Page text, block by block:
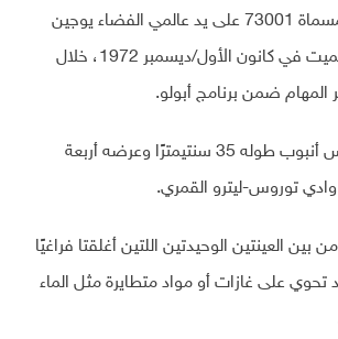
جُمعت هذه العينة المسماة 73001 على يد عالمي الفضاء يوجين
سيرنان وهاريسون شميت في كانون الأول/ديسمبر 1972، خلال
وأُخذت العينة عبر غرس أنبوب طوله 35 سنتيمترًا وعرضه أربعة
توروس-ليترو القمري.
العينتين الوحيدتين اللتين أغلقتا فراغيًا
على غازات أو مواد متطايرة مثل الماء